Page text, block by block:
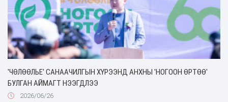
'ЧӨЛӨӨЛЬЕ' САНААЧИЛГЫН ХҮРЭЭНД АНХНЫ 'НОГООН ӨРТӨӨ'
БУЛГАН АЙМАГТ НЭЭГДЛЭЭ
2026/06/26